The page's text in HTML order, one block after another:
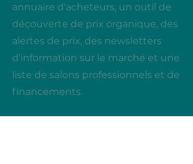
annuaire d'acheteurs, un outil de
découverte de prix organique, des
alertes de prix, des newsletters
d'information sur le marché et une
liste de salons professionnels et de
financements.